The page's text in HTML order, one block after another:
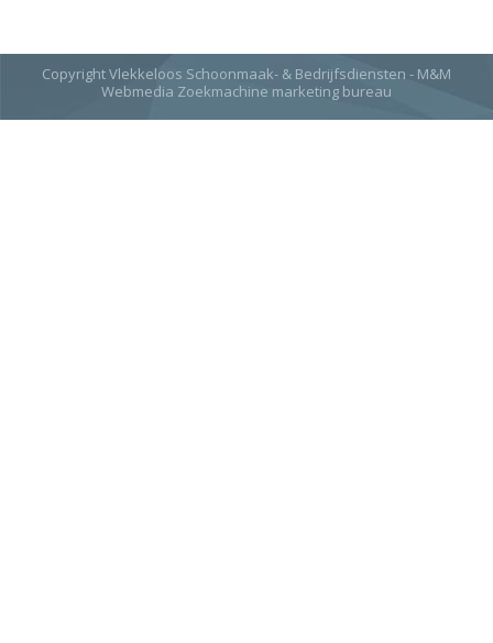
Copyright Vlekkeloos Schoonmaak- & Bedrijfsdiensten - M&M
Webmedia Zoekmachine marketing bureau